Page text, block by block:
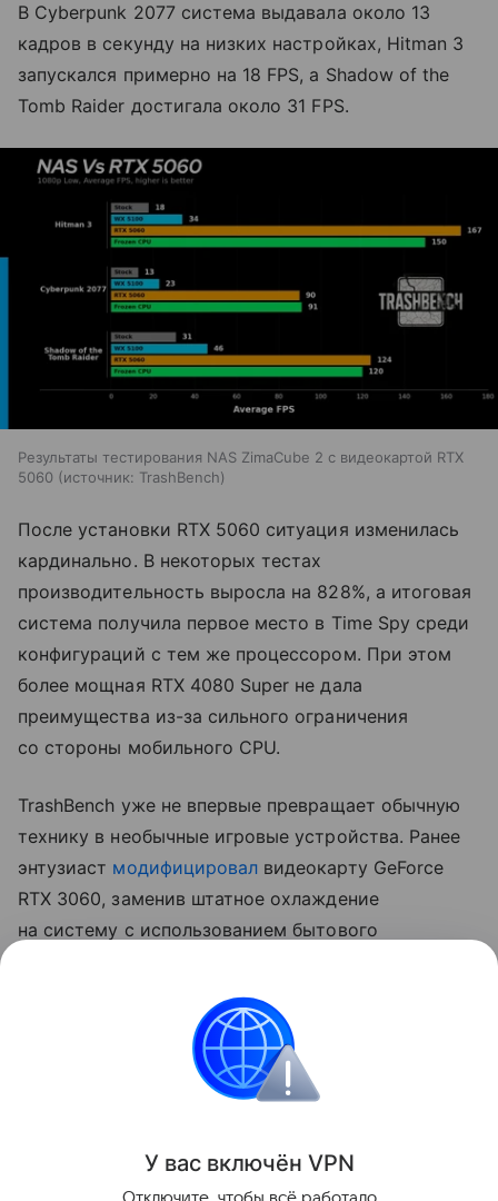
В Cyberpunk 2077 система выдавала около 13
кадров в секунду на низких настройках, Hitman 3
запускался примерно на 18 FPS, а Shadow of the
Tomb Raider достигала около 31 FPS.
Результаты тестирования NAS ZimaCube 2 с видеокартой RTX
5060
источник: TrashBench
После установки RTX 5060 ситуация изменилась
кардинально. В некоторых тестах
производительность выросла на 828%, а итоговая
система получила первое место в Time Spy среди
конфигураций с тем же процессором. При этом
более мощная RTX 4080 Super не дала
преимущества из-за сильного ограничения
со стороны мобильного CPU.
TrashBench уже не впервые превращает обычную
технику в необычные игровые устройства. Ранее
энтузиаст модифицировал видеокарту GeForce
RTX 3060, заменив штатное охлаждение
на систему с использованием бытового
конструкция позволила снизить температуру GPU
примерно с 60 до 22−23°C, хотя сама система
оказалась сложной в настройке и потребовала
доработки контура охлаждения.
Поделиться
У вас включён VPN